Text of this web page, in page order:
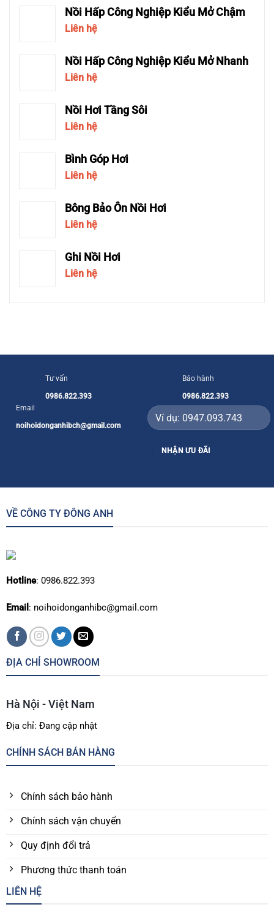
Nồi Hấp Công Nghiệp Kiểu Mở Chậm
Liên hệ
Nồi Hấp Công Nghiệp Kiểu Mở Nhanh
Liên hệ
Nồi Hơi Tầng Sôi
Liên hệ
Bình Góp Hơi
Liên hệ
Bông Bảo Ôn Nồi Hơi
Liên hệ
Ghi Nồi Hơi
Liên hệ
Tư vấn
0986.822.393
Bảo hành
0986.822.393
Email
noihoidonganhibch@gmail.com
VỀ CÔNG TY ĐÔNG ANH
Hotline: 0986.822.393
Email : noihoidonganhibc@gmail.com
ĐỊA CHỈ SHOWROOM
Hà Nội - Việt Nam
Địa chỉ: Đang cập nhật
CHÍNH SÁCH BÁN HÀNG
Chính sách bảo hành
Chính sách vận chuyển
Quy định đổi trả
Phương thức thanh toán
LIÊN HỆ